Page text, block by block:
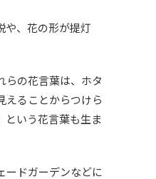
や、花の形が提灯
らの花言葉は、ホタ
えることからつけら
という花言葉も生ま
ードガーデンなどに